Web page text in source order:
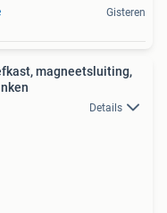
Gisteren
magneetsluiting,
Details